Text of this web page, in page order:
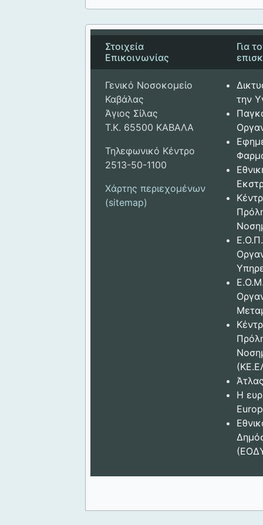
Στοιχεία
Επικοινωνίας
Γενικό Νοσοκομείο
Καβάλας
Άγιος Σίλας
Τ.Κ. 65500 ΚΑΒΑΛΑ
Τηλεφωνικό Κέντρο
2513-50-1100
Χάρτης περιεχομένων
(sitemap)
Για
την
Η